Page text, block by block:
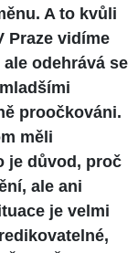
A to kvůli
Praze vidíme
odehrává se
proočkováni.
měli
je důvod, proč
ale ani
je velmi